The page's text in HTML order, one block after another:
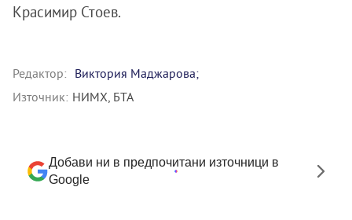
Красимир Стоев.
Редактор: Виктория Маджарова;
Източник: НИМХ, БТА
Добави ни в предпочитани източници в
Google